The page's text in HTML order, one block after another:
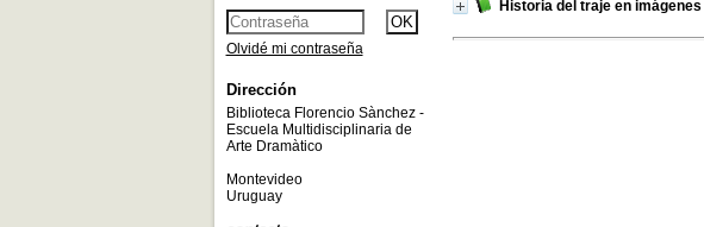
Historia del traje en imágenes
Olvidé mi contraseña
Dirección
Biblioteca Florencio Sànchez -
Escuela Multidisciplinaria de
Arte Dramàtico
Montevideo
Uruguay